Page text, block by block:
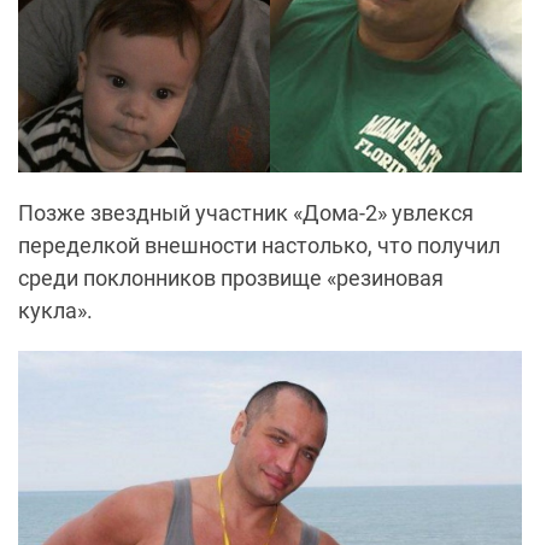
Позже звездный участник «Дома-2» увлекся
переделкой внешности настолько, что получил
среди поклонников прозвище «резиновая
кукла».